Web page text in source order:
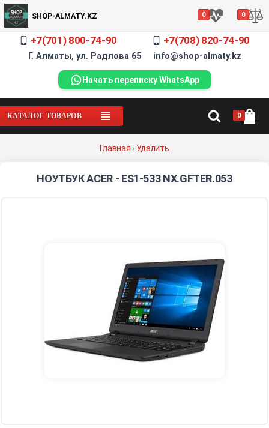
SHOP-ALMATY.KZ 0 0
+7(701) 800-74-90 +7(708) 820-74-90
Г. Алматы, ул. Радлова 65 info@shop-almaty.kz
Начать переписку WhatsApp
КАТАЛОГ ТОВАРОВ 0
Главная › Удалить
НОУТБУК ACER - ES1-533 NX.GFTER.053